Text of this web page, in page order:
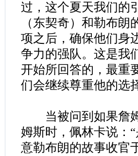
过，这个夏天我们的
（东契奇）和勒布
项之后，确保他们身
争力的强队。这是我
开始所回答的，最重
们会继续尊重他的选
当被问到如果詹姆
姆斯时，佩林卡说：
意勒布朗的故事收官